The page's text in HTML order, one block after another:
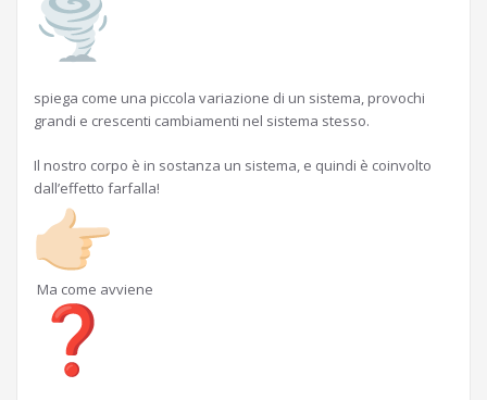
spiega come una piccola variazione di un sistema, provochi
grandi e crescenti cambiamenti nel sistema stesso.
Il nostro corpo è in sostanza un sistema, e quindi è coinvolto
dall’effetto farfalla!
Ma come avviene